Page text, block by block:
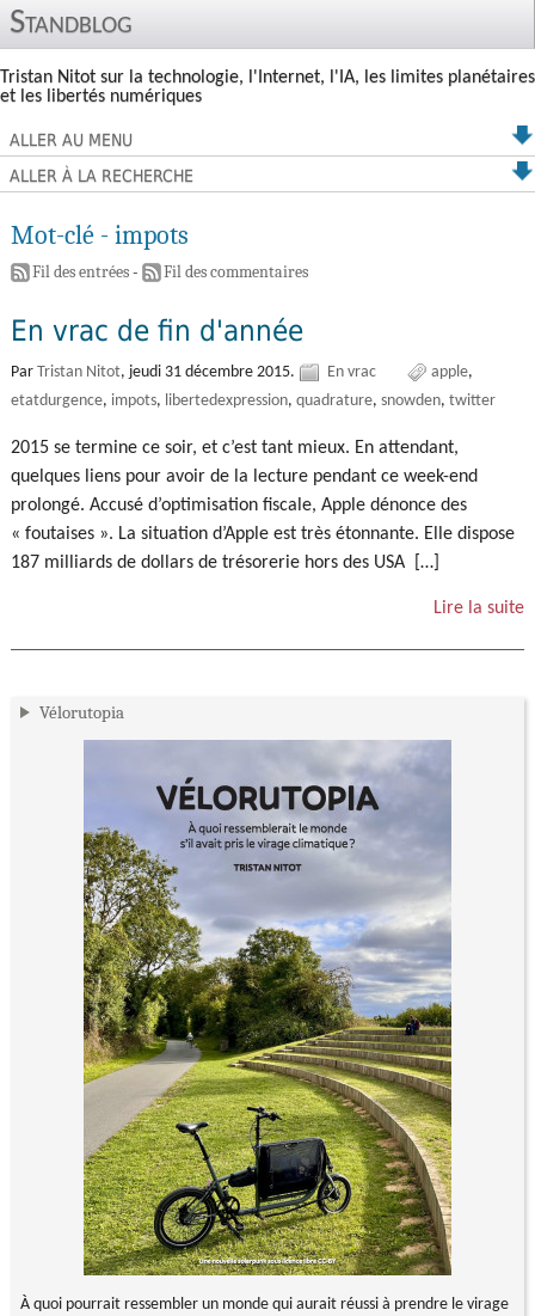
Standblog
Tristan Nitot sur la technologie, l'Internet, l'IA, les limites planétaires
et les libertés numériques
ALLER AU MENU
ALLER À LA RECHERCHE
Mot-clé - impots
Fil des entrées- Fil des commentaires
En vrac de fin d'année
Par Tristan Nitot, jeudi 31 décembre 2015. En vrac
apple
etatdurgence impots libertedexpression quadrature snowden twitter
2015 se termine ce soir, et c’est tant mieux. En attendant,
quelques liens pour avoir de la lecture pendant ce week-end
prolongé. Accusé d’optimisation fiscale, Apple dénonce des
« foutaises ». La situation d’Apple est très étonnante. Elle dispose
187 milliards de dollars de trésorerie hors des USA […]
Lire la suite
Vélorutopia
À quoi pourrait ressembler un monde qui aurait réussi à prendre le virage